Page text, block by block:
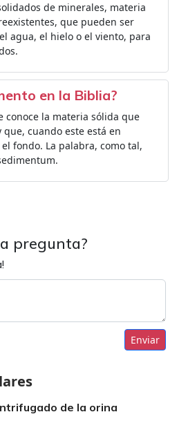
de minerales, materia
que pueden ser
agua, el hielo o el viento, para
en la Biblia?
conoce la materia sólida que
cuando este está en
fondo. La palabra, como tal,
pregunta?
Enviar
de la orina